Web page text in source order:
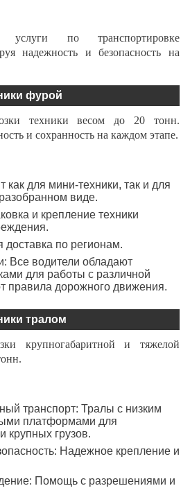
услуги по транспортировке
надежность и безопасность на
фурой
техники весом до 20 тонн.
и сохранность на каждом этапе.
как для мини-техники, так и для
виде.
и крепление техники
доставка по регионам.
Все водители обладают
для работы с различной
правила дорожного движения.
тралом
крупногабаритной и тяжелой
транспорт: Тралы с низким
платформами для
крупных грузов.
Надежное крепление и
Помощь с разрешениями и